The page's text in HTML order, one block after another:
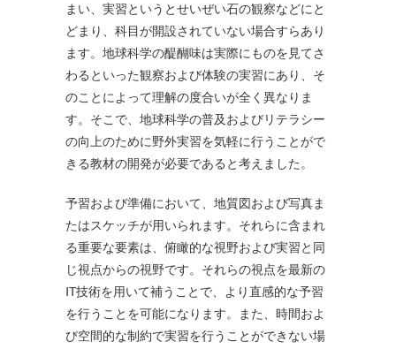
まい、実習というとせいぜい石の観察などにと
どまり、科目が開設されていない場合すらあり
ます。地球科学の醍醐味は実際にものを見てさ
わるといった観察および体験の実習にあり、そ
のことによって理解の度合いが全く異なりま
す。そこで、地球科学の普及およびリテラシー
の向上のために野外実習を気軽に行うことがで
きる教材の開発が必要であると考えました。
予習および準備において、地質図および写真ま
たはスケッチが用いられます。それらに含まれ
る重要な要素は、俯瞰的な視野および実習と同
じ視点からの視野です。それらの視点を最新の
IT技術を用いて補うことで、より直感的な予習
を行うことを可能になります。また、時間およ
び空間的な制約で実習を行うことができない場